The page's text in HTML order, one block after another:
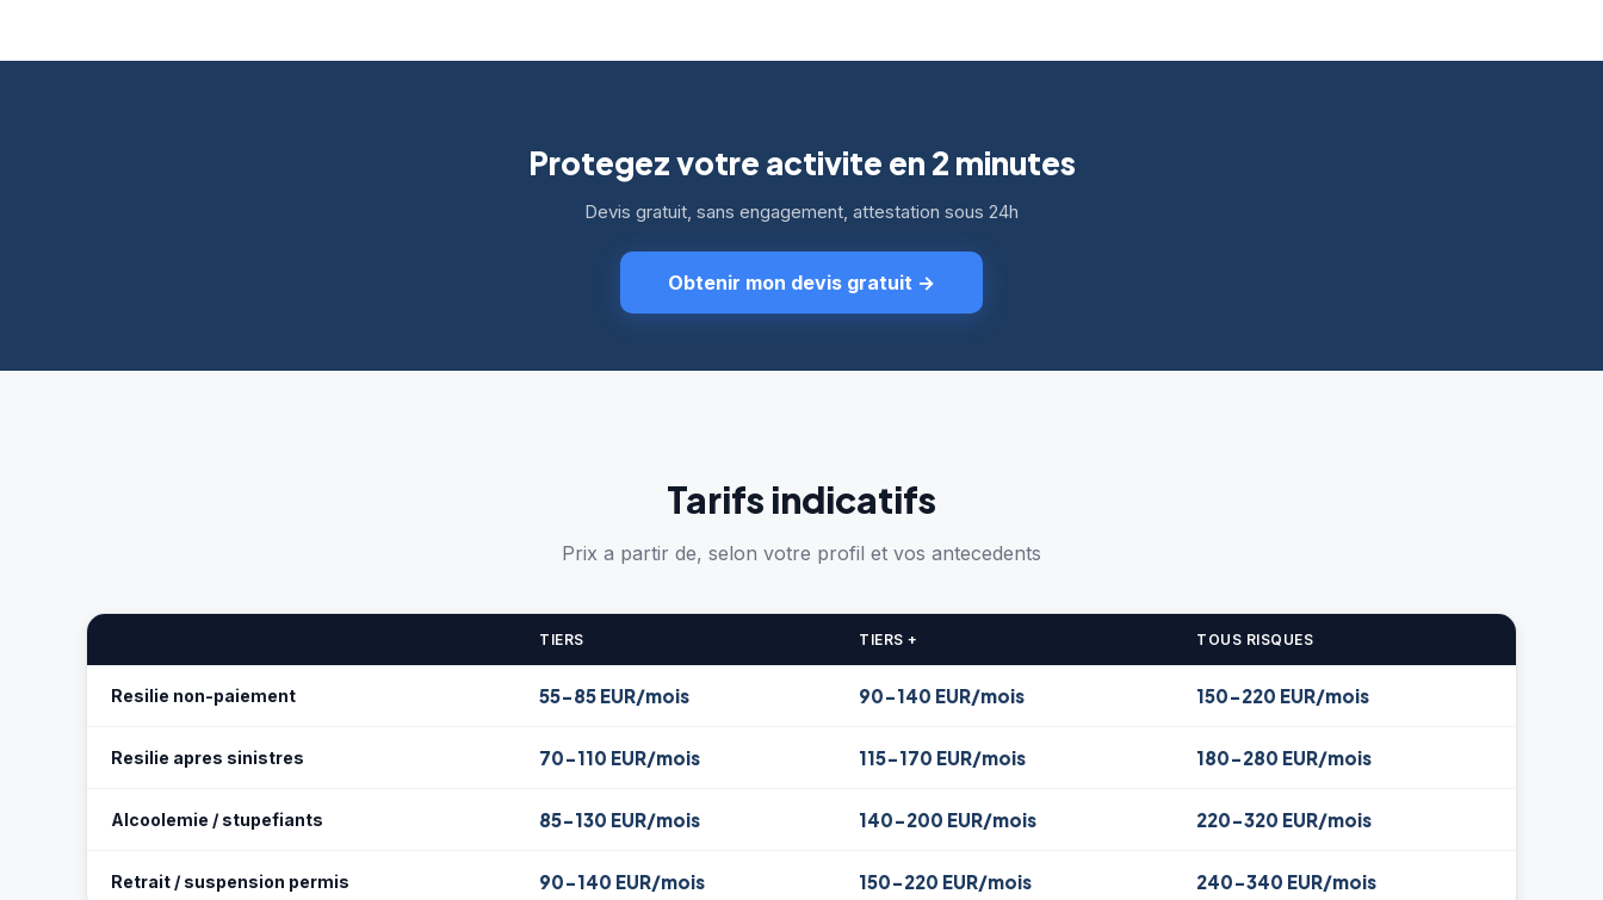
Protegez votre activite en 2 minutes
Devis gratuit, sans engagement, attestation sous 24h
Obtenir mon devis gratuit →
Tarifs indicatifs
Prix a partir de, selon votre profil et vos antecedents
TIERS TIERS + TOUS RISQUES
Resilie non-paiement 55-85 EUR/mois 90-140 EUR/mois 150-220 EUR/mois
Resilie apres sinistres 70-110 EUR/mois 115-170 EUR/mois 180-280 EUR/mois
Alcoolemie / stupefiants 85-130 EUR/mois 140-200 EUR/mois 220-320 EUR/mois
Retrait / suspension permis 90-140 EUR/mois 150-220 EUR/mois 240-340 EUR/mois